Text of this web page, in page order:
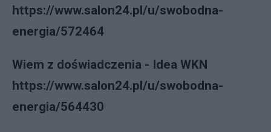
https://www.salon24.pl/u/swobodna-
energia/572464
Wiem z doświadczenia - Idea WKN
https://www.salon24.pl/u/swobodna-
energia/564430